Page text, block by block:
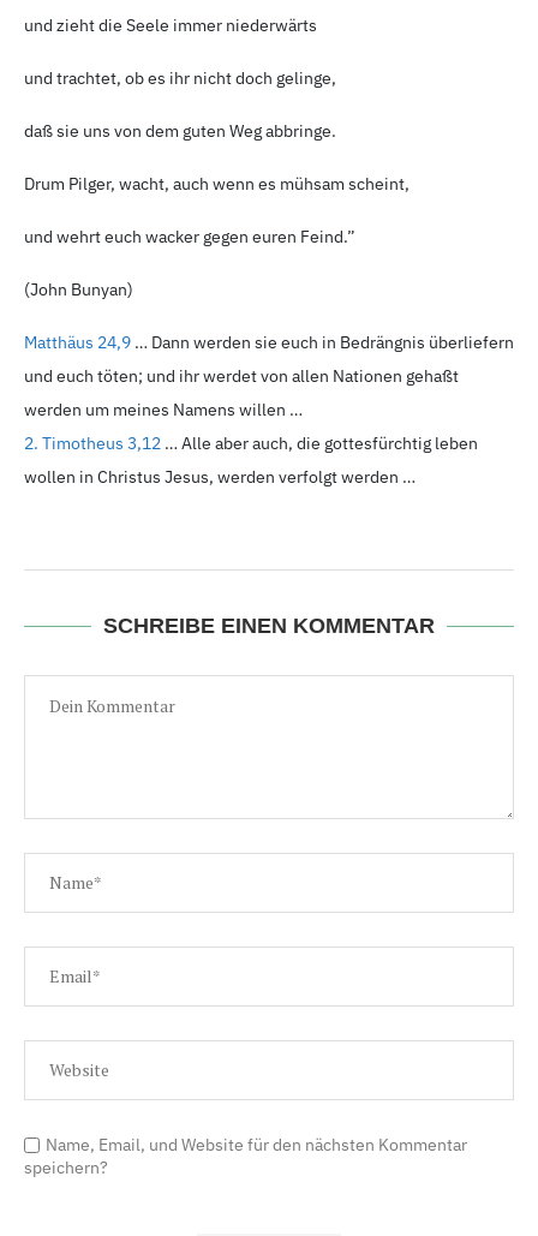
und zieht die Seele immer niederwärts
und trachtet, ob es ihr nicht doch gelinge,
daß sie uns von dem guten Weg abbringe.
Drum Pilger, wacht, auch wenn es mühsam scheint,
und wehrt euch wacker gegen euren Feind.”
(John Bunyan)
Matthäus 24,9 … Dann werden sie euch in Bedrängnis überliefern
und euch töten; und ihr werdet von allen Nationen gehaßt
werden um meines Namens willen …
2. Timotheus 3,12 … Alle aber auch, die gottesfürchtig leben
wollen in Christus Jesus, werden verfolgt werden …
SCHREIBE EINEN KOMMENTAR
Name, Email, und Website für den nächsten Kommentar
speichern?